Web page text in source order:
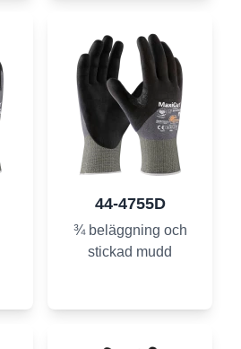
44-4755D
¾ beläggning och
stickad mudd